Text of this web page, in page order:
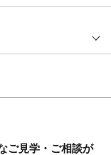
ご見学・ご相談が